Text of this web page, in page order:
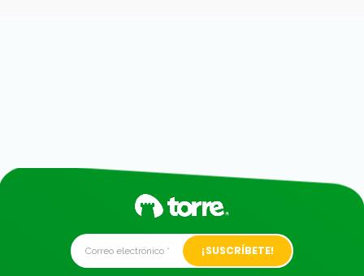
Alternative: